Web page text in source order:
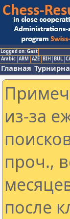
Logged on: Gast
Arabic ARM AZE BIH BUL
Главная
из-за
проч.,
после